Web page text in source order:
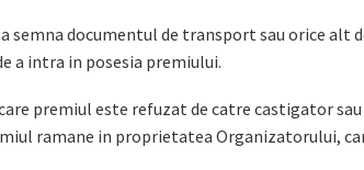
semna documentul de transport sau orice
a intra in posesia premiului.
premiul este refuzat de catre castigator
ramane in proprietatea Organizatorului,